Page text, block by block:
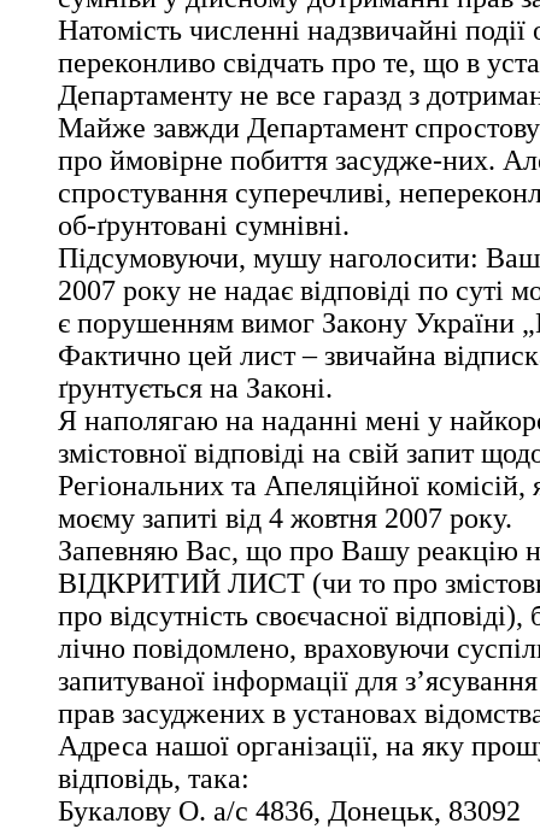
Натомість численні надзвичайні
переконливо свідчать про те, що в
Департаменту не все гаразд з
Майже завжди Департамент
про ймовірне побиття засудже-них.
спростування суперечливі,
об-ґрунтовані сумнівні.
Підсумовуючи, мушу наголосити: Ваш
2007 року не надає відповіді по суті
є порушенням вимог Закону України
Фактично цей лист – звичайна
ґрунтується на Законі.
Я наполягаю на наданні мені у
змістовної відповіді на свій запит
Регіональних та Апеляційної комісій,
моєму запиті від 4 жовтня 2007 року.
Запевняю Вас, що про Вашу реакцію
ВІДКРИТИЙ ЛИСТ (чи то про
про відсутність своєчасної
лічно повідомлено, враховуючи
запитуваної інформації для
прав засуджених в установах
Адреса нашої організації, на яку
відповідь, така:
Букалову О. а/с 4836, Донецьк, 83092